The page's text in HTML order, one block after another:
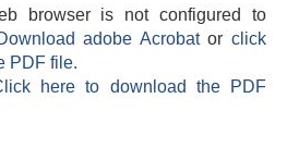
browser is not configured to
adobe Acrobatorclick
PDF file.
here to download the PDF